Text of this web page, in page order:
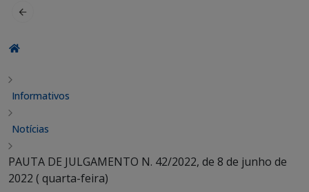
Informativos
Notícias
PAUTA DE JULGAMENTO N. 42/2022, de 8 de junho de
2022 ( quarta-feira)